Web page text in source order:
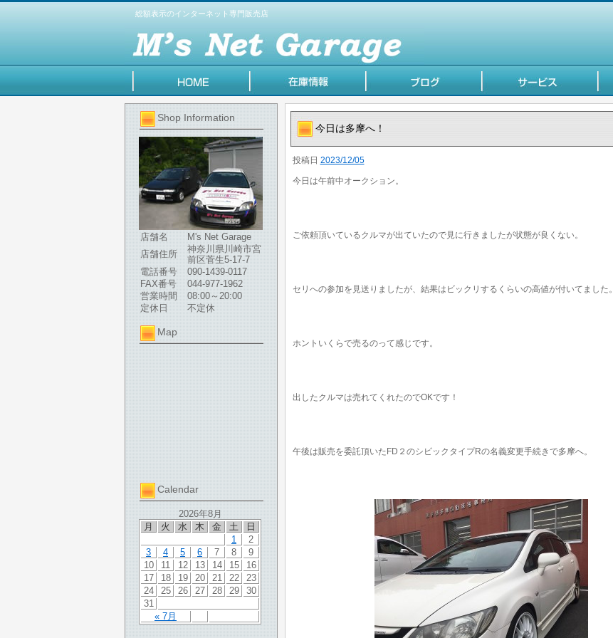
総額表示のインターネット専門販売店
Shop Information
店舗名
M's Net Garage
店舗住所
神奈川県川崎市宮
前区菅生5-17-7
電話番号
090-1439-0117
FAX番号
044-977-1962
営業時間
08:00～20:00
定休日
不定休
Map
Calendar
2026年8月
月
火 水 木 金 土 日
« 7月
1
2
3
4 5 6 7 8
9
10
11 12 13 14 15
16
17
18 19 20 21 22
23
24
25 26 27 28 29
30
31
今日は多摩へ！
投稿日 2023/12/05
今日は午前中オークション。
ご依頼頂いているクルマが出ていたので見に行きましたが状態が良くない。
セリへの参加を見送りましたが、結果はビックリするくらいの高値が付いてました。
ホントいくらで売るのって感じです。
出したクルマは売れてくれたのでOKです！
午後は販売を委託頂いたFD２のシビックタイプRの名義変更手続きで多摩へ。